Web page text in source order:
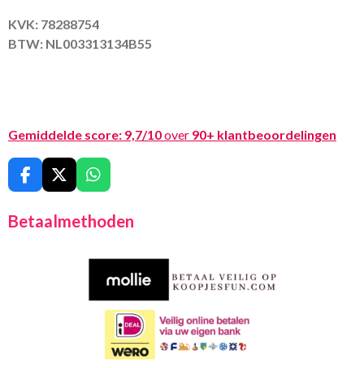
KVK: 78288754
BTW: NL003313134B55
Gemiddelde score: 9,7/10over 90+ klantbeoordelingen
F
a
c
e
X
W
h
t
A
Betaalmethoden